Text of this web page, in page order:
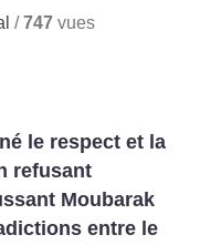
/747 vues
le respect et la
refusant
Moubarak
entre le